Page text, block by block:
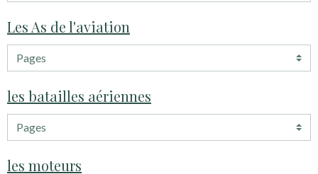
Les As de l'aviation
les batailles aériennes
les moteurs